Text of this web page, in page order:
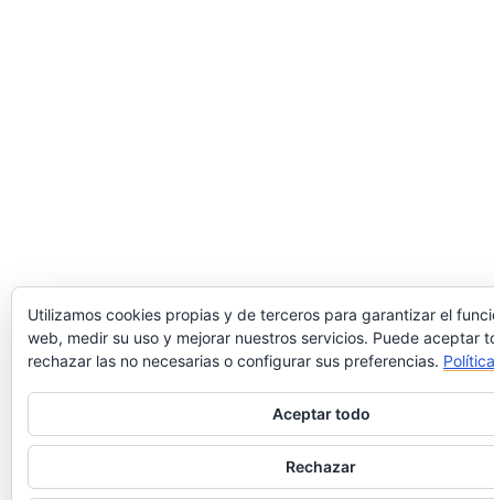
Utilizamos cookies propias y de terceros para garantizar el
web, medir su uso y mejorar nuestros servicios. Puede aceptar
rechazar las no necesarias o configurar sus preferencias.
Aceptar todo
Rechazar